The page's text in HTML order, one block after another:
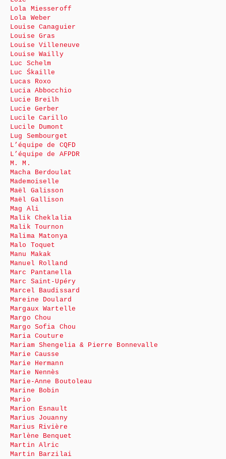
Lola Miesseroff
Lola Weber
Louise Canaguier
Louise Gras
Louise Villeneuve
Louise Wailly
Luc Schelm
Luc Śkaille
Lucas Roxo
Lucia Abbocchio
Lucie Breilh
Lucie Gerber
Lucile Carillo
Lucile Dumont
Lug Sembourget
L’équipe de CQFD
L’équipe de AFPDR
M. M.
Macha Berdoulat
Mademoiselle
Maël Galisson
Maël Gallison
Mag Ali
Malik Cheklalia
Malik Tournon
Malima Matonya
Malo Toquet
Manu Makak
Manuel Rolland
Marc Pantanella
Marc Saint-Upéry
Marcel Baudissard
Mareine Doulard
Margaux Wartelle
Margo Chou
Margo Sofia Chou
Maria Couture
Mariam Shengelia & Pierre Bonnevalle
Marie Causse
Marie Hermann
Marie Nennès
Marie-Anne Boutoleau
Marine Bobin
Mario
Marion Esnault
Marius Jouanny
Marius Rivière
Marlène Benquet
Martin Alric
Martin Barzilai